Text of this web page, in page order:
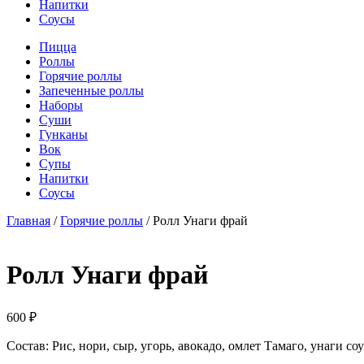
Напитки
Соусы
Пицца
Роллы
Горячие роллы
Запеченные роллы
Наборы
Суши
Гунканы
Вок
Супы
Напитки
Соусы
Главная /Горячие роллы / Ролл Унаги фрай
Ролл Унаги фрай
600 ₽
Состав: Рис, нори, сыр, угорь, авокадо, омлет Тамаго, унаги